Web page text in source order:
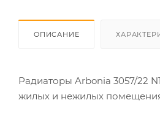
ОПИСАНИЕ
Радиаторы Arbonia 3057/22
жилых и нежилых